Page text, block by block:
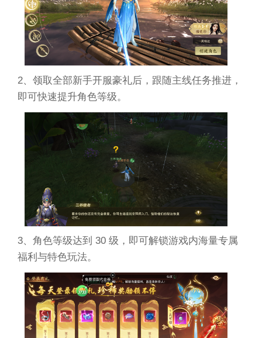
2、领取全部新手开服豪礼后，跟随主线任务推进，
即可快速提升角色等级。
3、角色等级达到 30 级，即可解锁游戏内海量专属
福利与特色玩法。